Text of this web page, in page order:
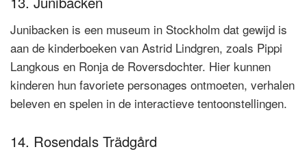
Junibacken is een museum in Stockholm dat gewijd is
aan de kinderboeken van Astrid Lindgren, zoals Pippi
Langkous en Ronja de Roversdochter. Hier kunnen
kinderen hun favoriete personages ontmoeten, verhalen
beleven en spelen in de interactieve tentoonstellingen.
14. Rosendals Trädgård